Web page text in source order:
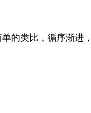
的类比，循序渐进